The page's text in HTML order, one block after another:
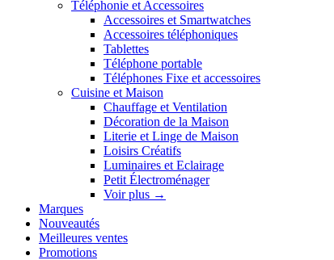
Téléphonie et Accessoires
Accessoires et Smartwatches
Accessoires téléphoniques
Tablettes
Téléphone portable
Téléphones Fixe et accessoires
Cuisine et Maison
Chauffage et Ventilation
Décoration de la Maison
Literie et Linge de Maison
Loisirs Créatifs
Luminaires et Eclairage
Petit Électroménager
Voir plus →
Marques
Nouveautés
Meilleures ventes
Promotions